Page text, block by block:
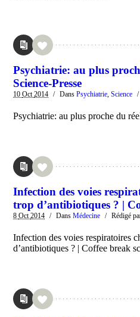
Psychiatrie: au plus
Science-Presse
10Oct2014 / DansPsychiatrie,Science /
Psychiatrie: au plus proche du
Infection des voies
trop d’antibiotiques ? |
8Oct2014 / DansMédecine / Rédigé
Infection des voies respiratoires
d’antibiotiques ? | Coffee break